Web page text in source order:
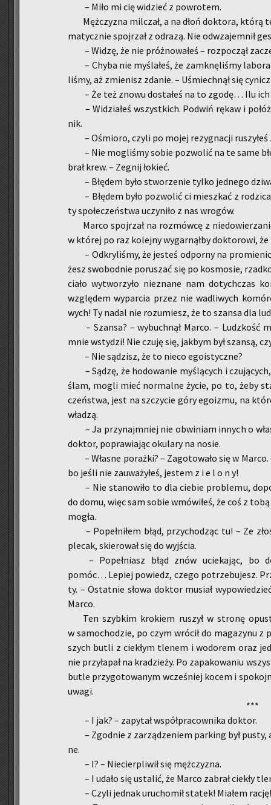
– Miło mi cię wi­dzieć z po­wro­tem.
Męż­czy­zna mil­czał, a na dłoń dok­to­ra,
ma­tycz­nie spoj­rzał z od­ra­zą. Nie od­wza­jem­nił
– Widzę, że nie próż­no­wa­łeś – roz­po­czął
– Chyba nie my­śla­łeś, że za­mknę­li­śmy
li­śmy, aż zmie­nisz zda­nie. – Uśmiech­nął się
– Że też znowu do­sta­łeś na to zgodę… Ilu
– Wi­dzia­łeś wszyst­kich. Pod­wiń rękaw i
nik.
– Ośmio­ro, czyli po mojej re­zy­gna­cji
– Nie mo­gli­śmy sobie po­zwo­lić na te same
brał krew. – Ze­gnij ło­kieć.
– Błę­dem było stwo­rze­nie tylko jed­ne­go
– Błę­dem było po­zwo­lić ci miesz­kać z
ty spo­łe­czeń­stwa uczy­ni­ło z nas wro­gów.
Marco spoj­rzał na roz­mów­cę z
w któ­rej po raz ko­lej­ny wy­gar­nął­by dok­to­ro­wi,
– Od­kry­li­śmy, że je­steś od­por­ny na
żesz swo­bod­nie po­ru­szać się po ko­smo­sie,
ciało wy­two­rzy­ło nie­zna­ne nam do­tych­czas
wzglę­dem wy­par­cia przez nie wa­dli­wych
wych! Ty nadal nie ro­zu­miesz, że to szan­sa dla
– Szan­sa? – wy­buch­nął Marco. –
mnie wsty­dzi! Nie czuję się, jak­bym był szan­są,
– Nie są­dzisz, że to nieco ego­istycz­ne?
– Sądzę, że ho­do­wa­nie my­ślą­cych i
ślam, mogli mieć nor­mal­ne życie, po to, żeby
czeń­stwa, jest na szczy­cie góry ego­izmu, na
wła­dzą.
– Ja przy­naj­mniej nie ob­wi­niam in­nych o
dok­tor, po­pra­wia­jąc oku­la­ry na nosie.
– Wła­sne po­raż­ki? – Za­go­to­wa­ło się w
bo jeśli nie za­uwa­ży­łeś, je­stem z i e l o n y!
– Nie sta­no­wi­ło to dla cie­bie pro­ble­mu,
do domu, więc sam sobie wmó­wi­łeś, że coś z
mo­gła.
– Po­peł­ni­łem błąd, przy­cho­dząc tu! – Ze
ple­cak, skie­ro­wał się do wyj­ścia.
– Po­peł­niasz błąd znów ucie­ka­jąc,
pomóc… Le­piej po­wiedz, czego po­trze­bu­jesz.
ty. – Ostat­nie słowa dok­tor mu­siał
Marco.
Ten szyb­kim kro­kiem ru­szył w stro­nę
w sa­mo­cho­dzie, po czym wró­cił do ma­ga­zy­nu
szych butli z cie­kłym tle­nem i wo­do­rem oraz
nie przy­ła­pał na kra­dzie­ży. Po za­pa­ko­wa­niu
butle przy­go­to­wa­nym wcze­śniej kocem i
uwagi.
***
– I jak? – za­py­tał współ­pra­cow­ni­ka dok­tor.
– Zgod­nie z za­rzą­dze­niem par­king był
ne.
– I? – Nie­cier­pli­wił się męż­czy­zna.
– I udało się usta­lić, że Marco za­brał cie­kły
– Czyli jed­nak uru­cho­mił sta­tek! Mia­łem